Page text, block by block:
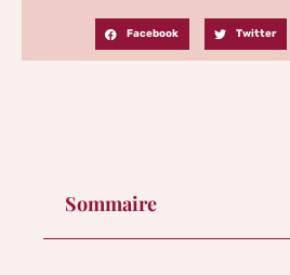
Facebook Twitter
Sommaire